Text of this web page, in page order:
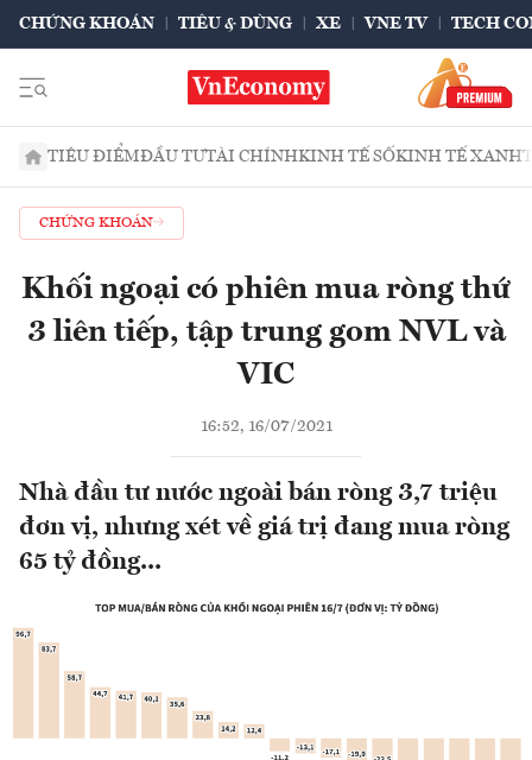
CHỨNG KHOÁN TIÊU & DÙNG XE VNE TV TECH
TIÊU ĐIỂMĐẦU TƯTÀI CHÍNHKINH TẾ SỐKINH TẾ XANH
CHỨNG KHOÁN
Khối ngoại có phiên mua ròng thứ
3 liên tiếp, tập trung gom NVL và
VIC
16:52, 16/07/2021
Nhà đầu tư nước ngoài bán ròng 3,7 triệu
đơn vị, nhưng xét về giá trị đang mua ròng
65 tỷ đồng...